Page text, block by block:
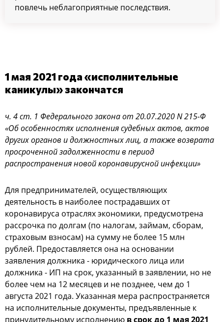
повлечь неблагоприятные последствия.
1 мая 2021 года «исполнительные
каникулы» закончатся
ч. 4 ст. 1 Федерального закона от 20.07.2020 N 215-Ф
«Об особенностях исполнения судебных актов, актов
других органов и должностных лиц, а также возврата
просроченной задолженности в период
распространения новой коронавирусной инфекции»
Для предпринимателей, осуществляющих
деятельность в наиболее пострадавших от
коронавируса отраслях экономики, предусмотрена
рассрочка по долгам (по налогам, займам, сборам,
страховым взносам) на сумму не более 15 млн
рублей. Предоставляется она на основании
заявления должника - юридического лица или
должника - ИП на срок, указанный в заявлении, но не
более чем на 12 месяцев и не позднее, чем до 1
августа 2021 года. Указанная мера распространяется
на исполнительные документы, предъявленные к
принудительному исполнению в срок до 1 мая 2021